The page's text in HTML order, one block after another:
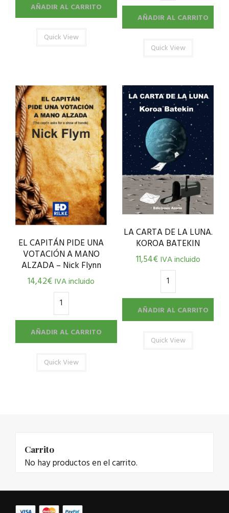
AÑADIR AL CARRITO
Quick View
AÑADIR AL CARRITO
Quick View
EL CAPITÁN PIDE UNA
VOTACIÓN A MANO
ALZADA – Nick Flynn
14,42€IVA incluido
AÑADIR AL CARRITO
Quick View
LA CARTA DE LA LUNA.
KOROA BATEKIN
11,54€ IVA incluido
AÑADIR AL CARRITO
Quick View
Carrito
No hay productos en el carrito.